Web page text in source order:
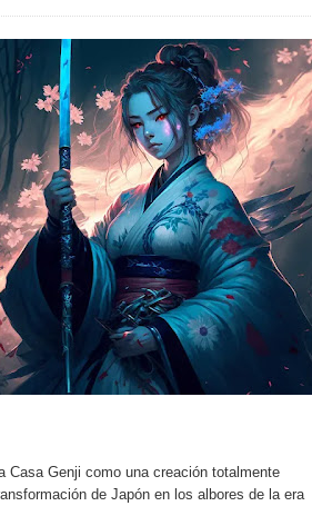
Genji como una creación totalmente
de Japón en los albores de la era